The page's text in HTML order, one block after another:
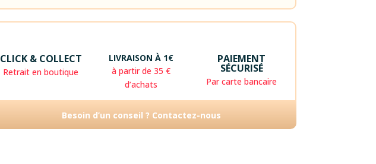
CLICK & COLLECT
Retrait en boutique
LIVRAISON À 1€
à partir de 35 €
d’achats
PAIEMENT
SÉCURISÉ
Par carte bancaire
Besoin d’un conseil ? Contactez-nous